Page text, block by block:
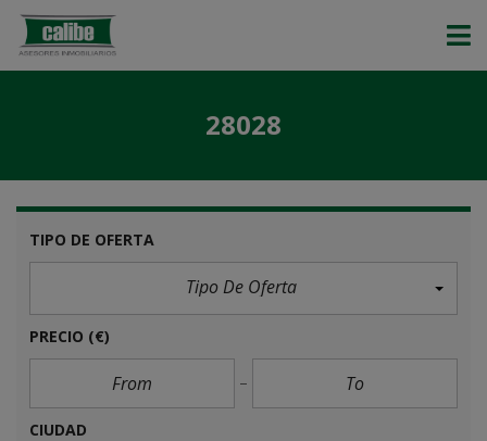
28028
TIPO DE OFERTA
Tipo De Oferta
PRECIO (€)
CIUDAD